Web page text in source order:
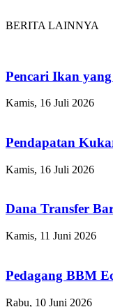
BERITA LAINNYA
Pencari Ikan
Kamis, 16 Juli 2026
Pendapatan
Kamis, 16 Juli 2026
Dana Transfer
Kamis, 11 Juni 2026
Pedagang BBM
Rabu, 10 Juni 2026